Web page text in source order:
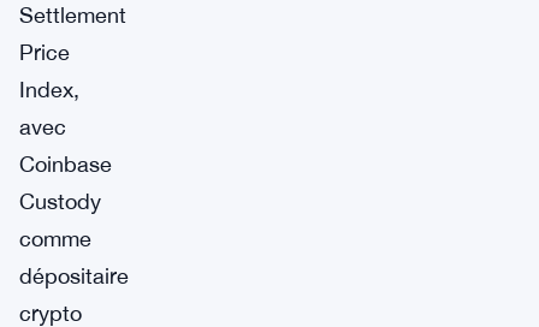
Settlement
Price
Index,
avec
Coinbase
Custody
comme
dépositaire
crypto